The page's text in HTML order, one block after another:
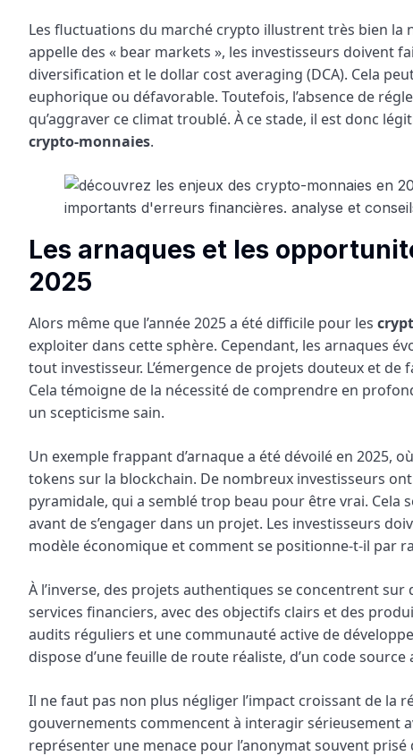
Les fluctuations du marché crypto illustrent très bien la
appelle des « bear markets », les investisseurs doivent
diversification et le dollar cost averaging (DCA). Cela
euphorique ou défavorable. Toutefois, l’absence de
qu’aggraver ce climat troublé. À ce stade, il est donc
crypto-monnaies.
Les arnaques et les
2025
Alors même que l’année 2025 a été difficile pour les
exploiter dans cette sphère. Cependant, les arnaques
tout investisseur. L’émergence de projets douteux et
Cela témoigne de la nécessité de comprendre en
un scepticisme sain.
Un exemple frappant d’arnaque a été dévoilé en
tokens sur la blockchain. De nombreux investisseurs
pyramidale, qui a semblé trop beau pour être vrai. Cela
avant de s’engager dans un projet. Les investisseurs
modèle économique et comment se positionne-t-il par
À l’inverse, des projets authentiques se concentrent
services financiers, avec des objectifs clairs et des
audits réguliers et une communauté active de
dispose d’une feuille de route réaliste, d’un code
Il ne faut pas non plus négliger l’impact croissant de la
gouvernements commencent à interagir sérieusement
représenter une menace pour l’anonymat souvent